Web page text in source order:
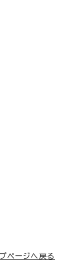
プページへ戻る